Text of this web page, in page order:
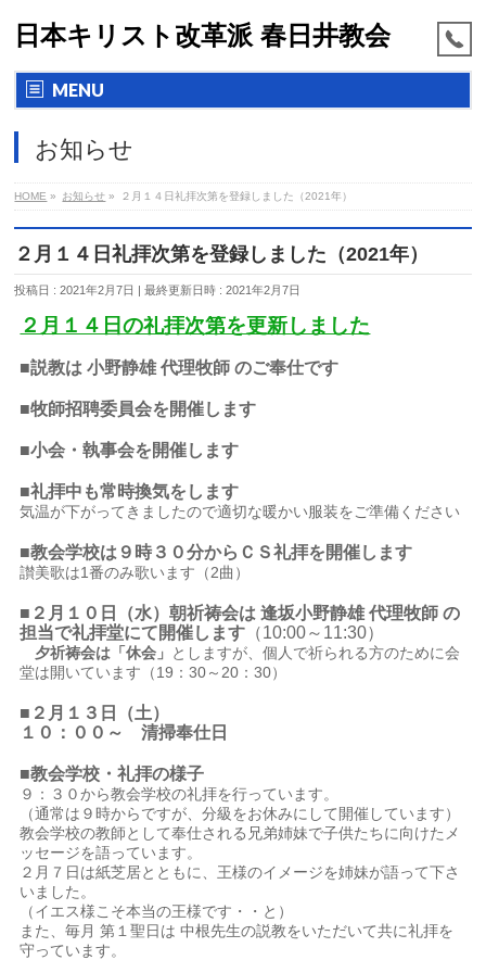
日本キリスト改革派 春日井教会
MENU
お知らせ
HOME » お知らせ » ２月１４日礼拝次第を登録しました（2021年）
２月１４日礼拝次第を登録しました（2021年）
投稿日 : 2021年2月7日 最終更新日時 : 2021年2月7日
２月１４日の礼拝次第を更新しました
■説教は 小野静雄 代理牧師 のご奉仕です
■牧師招聘委員会を開催します
■小会・執事会を開催します
■礼拝中も常時換気をします
気温が下がってきましたので適切な暖かい服装をご準備ください
■教会学校は９時３０分からＣＳ礼拝を開催します
讃美歌は1番のみ歌います（2曲）
■２月１０ 日（水）朝祈祷会は 逢坂小野静雄 代理牧師の
担当で礼拝堂にて開催します （10:00～11:30）
夕祈祷会は「休会」 としますが、個人で祈られる方のために会
堂は開いています（19：30～20：30）
■２月１３日（土）
１０：００～ 清掃奉仕日
■教会学校・礼拝の様子
９：３０から教会学校の礼拝を行っています。
（通常は９時からですが、分級をお休みにして開催しています）
教会学校の教師として奉仕される兄弟姉妹で子供たちに向けたメ
ッセージを語っています。
２月７日は紙芝居とともに、王様のイメージを姉妹が語って下さ
いました。
（イエス様こそ本当の王様です・・と）
また、毎月 第１聖日は 中根先生の説教をいただいて共に礼拝を
守っています。